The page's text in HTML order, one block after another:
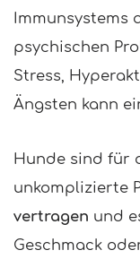
Immunsystems
psychischen
Stress,
Ängsten kann
Hunde sind für
unkomplizierte
vertragen und
Geschmack